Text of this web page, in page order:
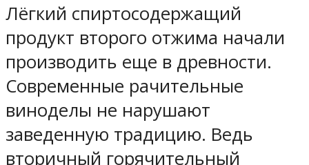
Лёгкий спиртосодержащий
продукт второго отжима начали
производить еще в древности.
Современные рачительные
виноделы не нарушают
заведенную традицию. Ведь
вторичный горячительный